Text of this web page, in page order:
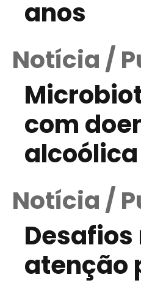
anos
Notícia /
com
alcoólica
Notícia /
atenção